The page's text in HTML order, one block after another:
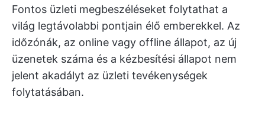
Fontos üzleti megbeszéléseket folytathat a
világ legtávolabbi pontjain élő emberekkel. Az
időzónák, az online vagy offline állapot, az új
üzenetek száma és a kézbesítési állapot nem
jelent akadályt az üzleti tevékenységek
folytatásában.